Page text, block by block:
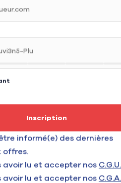
Inscription
informé(e) des dernières
offres.
avoir lu et accepter nos C.G.U.
avoir lu et accepter nos C.G.A.